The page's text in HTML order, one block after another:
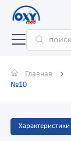
Главная
№10
Характеристики